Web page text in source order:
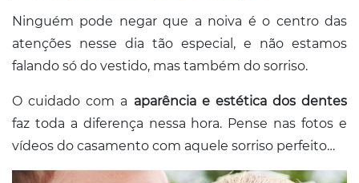
Ninguém pode negar que a noiva é o centro das
atenções nesse dia tão especial, e não estamos
falando só do vestido, mas também do sorriso.
O cuidado com a aparência e estética dos dentes
faz toda a diferença nessa hora. Pense nas fotos e
vídeos do casamento com aquele sorriso perfeito…